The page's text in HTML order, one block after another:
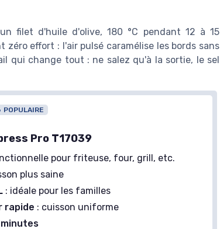
filet d'huile d'olive, 180 °C pendant 12 à 15
effort : l'air pulsé caramélise les bords sans
qui change tout : ne salez qu'à la sortie, le sel
POPULAIRE
Pro T17039
pour friteuse, four, grill, etc.
plus saine
: idéale pour les familles
rapide : cuisson uniforme